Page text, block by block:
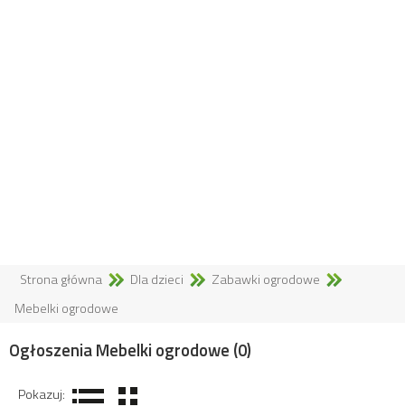
Strona główna Dla dzieci
Zabawki ogrodowe
Mebelki ogrodowe
Ogłoszenia Mebelki ogrodowe (0)
Pokazuj: